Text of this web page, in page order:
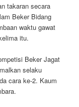
takaran secara
Beker Bidang
waktu gawat
itu.
Beker Jagat
selaku
cara ke-2. Kaum